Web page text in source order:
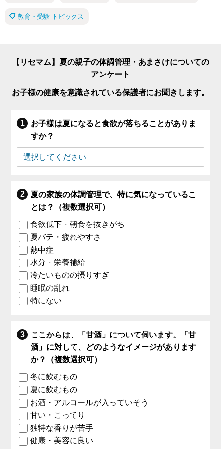
教育・受験 トピックス
【リセマム】夏の親子の体調管理・あまさけについての
アンケート
お子様の健康を意識されている保護者にお聞きします。
お子様は夏になると食欲が落ちることがありま
すか？
夏の家族の体調管理で、特に気になっているこ
とは？（複数選択可）
食欲低下・朝食を抜きがち
夏バテ・疲れやすさ
熱中症
水分・栄養補給
冷たいものの摂りすぎ
睡眠の乱れ
特にない
ここからは、「甘酒」について伺います。「甘
酒」に対して、どのようなイメージがあります
か？（複数選択可）
冬に飲むもの
夏に飲むもの
お酒・アルコールが入っていそう
甘い・こってり
独特な香りが苦手
健康・美容に良い